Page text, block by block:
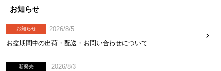
お知らせ
お知らせ
2026/8/5
お盆期間中の出荷・配送・お問い合わせについて
新発売
2026/8/3